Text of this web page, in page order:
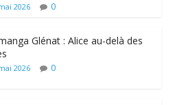
2026 0
Glénat : Alice au-delà des
2026 0